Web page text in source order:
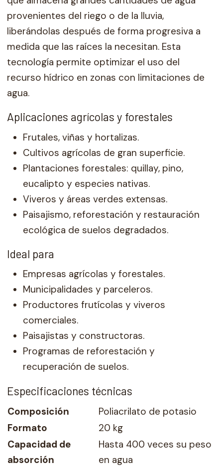
provenientes del riego o de la lluvia,
liberándolas después de forma progresiva a
medida que las raíces la necesitan. Esta
tecnología permite optimizar el uso del
recurso hídrico en zonas con limitaciones de
agua.
Aplicaciones agrícolas y forestales
Frutales, viñas y hortalizas.
Cultivos agrícolas de gran superficie.
Plantaciones forestales: quillay, pino,
eucalipto y especies nativas.
Viveros y áreas verdes extensas.
Paisajismo, reforestación y restauración
ecológica de suelos degradados.
Ideal para
Empresas agrícolas y forestales.
Municipalidades y parceleros.
Productores frutícolas y viveros
comerciales.
Paisajistas y constructoras.
Programas de reforestación y
recuperación de suelos.
Especificaciones técnicas
Composición
Poliacrilato de potasio
Formato
20 kg
Capacidad de
absorción
Hasta 400 veces su peso
en agua